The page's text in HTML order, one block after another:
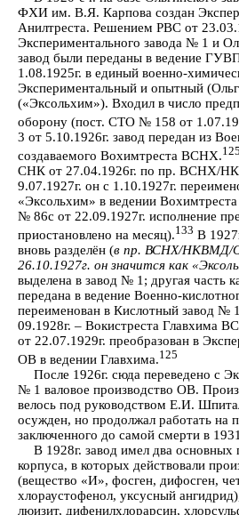
ФХИ им. В.Я. Карпова создан
Анилтреста. Решением РВС от
Экспериментального завода № 1 и
завод были переданы в ведение
1.08.1925г. в единый военно-
Экспериментальный и опытный
(«Эксольхим»). Входил в число
оборону (пост. СТО № 158 от
3 от 5.10.1926г. завод передан из
создаваемого Вохимтреста ВСНХ.125
СНК от 27.04.1926г. по пр. ВСНХ/
9.07.1927г. он с 1.10.1927г.
«Эксольхим» в ведении
№ 86с от 22.09.1927г. исполнение
приостановлено на месяц).133 В
вновь разделён (в пр. ВСНХ/НКВМД/
26.10.1927г. он значится как
выделена в завод № 1; другая часть
передана в ведение Военно-
переименован в Кислотный завод №
09.1928г. – Вокистреста
от 22.07.1929г. преобразован в
ОВ в ведении Главхима.125
После 1926г. сюда переведено с
№ 1 валовое производство ОВ.
велось под руководством Е.И.
осужден, но продолжал работать на
заключенного до самой смерти в
В 1928г. завод имел два основных
корпуса, в которых действовали
(вещество «И», фосген, дифосген,
хлораустофенол, уксусный
люизит, дифенилхлорарсин,